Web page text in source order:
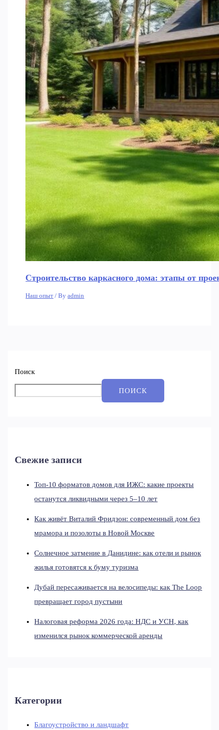
Строительство каркасного дома: этапы от
Наш опыт / Byadmin
Поиск
ПОИСК
Свежие записи
Топ-10 форматов домов для ИЖС: какие проекты
останутся ликвидными через 5–10 лет
Как живёт Виталий Фридзон: современный дом без
мрамора и позолоты в Новой Москве
Солнечное затмение в Данидине: как отели и рынок
жилья готовятся к буму туризма
Дубай пересаживается на велосипеды: как The Loop
превращает город пустыни
Налоговая реформа 2026 года: НДС и УСН, как
изменился рынок коммерческой аренды
Категории
Благоустройство и ландшафт